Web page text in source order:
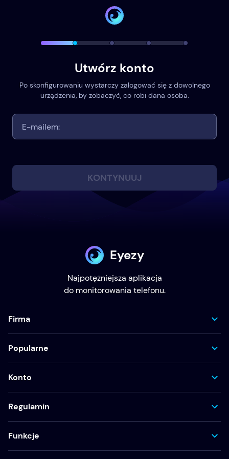
Utwórz konto
Po skonfigurowaniu wystarczy zalogować się z dowolnego
urządzenia, by zobaczyć, co robi dana osoba.
KONTYNUUJ
Eyezy
Najpotężniejsza aplikacja
do monitorowania telefonu.
Firma
Popularne
Konto
Regulamin
Funkcje